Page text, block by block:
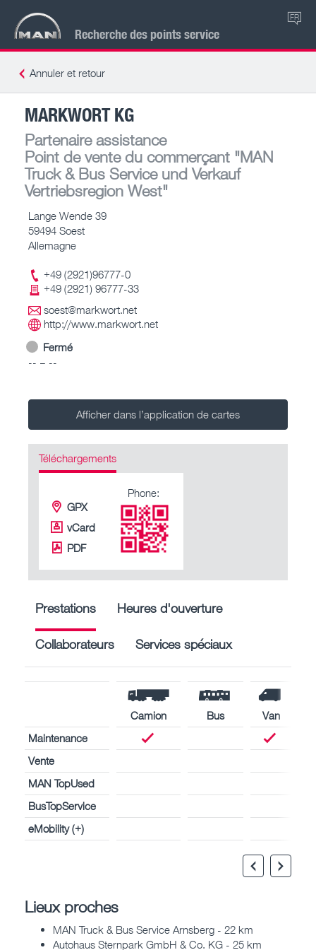
Recherche des points service
FR
Annuler et retour
MARKWORT KG
Partenaire assistance
Point de vente du commerçant "MAN
Truck & Bus Service und Verkauf
Vertriebsregion West"
Lange Wende 39
59494 Soest
Allemagne
+49 (2921)96777-0
+49 (2921) 96777-33
soest@markwort.net
http://www.markwort.net
Fermé
-- – --
Afficher dans l’application de cartes
Téléchargements
GPX
vCard
PDF
Phone:
Prestations Heures d'ouverture
Collaborateurs Services spéciaux
Camion Bus
Van
Maintenance
Vente
MAN TopUsed
BusTopService
eMobility (+)
Lieux proches
MAN Truck & Bus Service Arnsberg - 22 km
Autohaus Sternpark GmbH & Co. KG - 25 km